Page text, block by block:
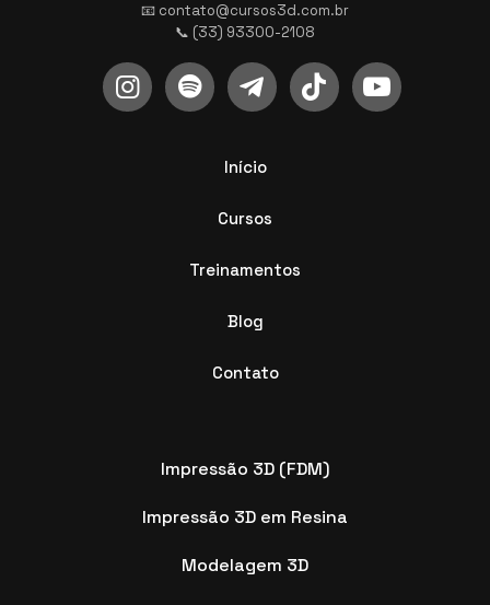
📧 contato@cursos3d.com.br
📞 (33) 93300-2108
Início
Cursos
Treinamentos
Blog
Contato
Impressão 3D (FDM)
Impressão 3D em Resina
Modelagem 3D